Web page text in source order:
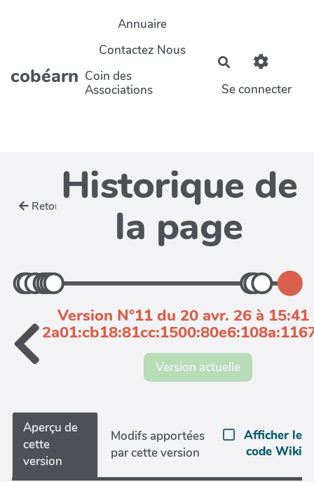
Aller au contenu principal
cobéarn
Annuaire
Contactez Nous
Coin des
Associations
Rechercher
Se connecter
Retour Historique de
la page
Version N°11 du 20 avr. 26 à
Version actuelle
Aperçu de
cette
version
Modifs apportées
par cette version
Afficher le
code Wiki